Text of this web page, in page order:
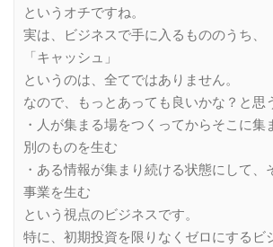
というオチですね。
実は、ビジネスで手に入るもののうち、
「キャッシュ」
というのは、全てではありません。
なので、もっとあっても良いかな？と思
・人が集まる場をつくってからそこに集
別のものを生む
・ある情報が集まり続ける状態にして、
事業を生む
という視点のビジネスです。
特に、初期投資を限りなくゼロにするビ